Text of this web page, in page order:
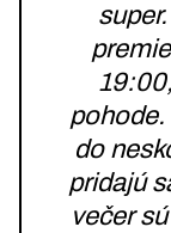
do
pridajú
večer